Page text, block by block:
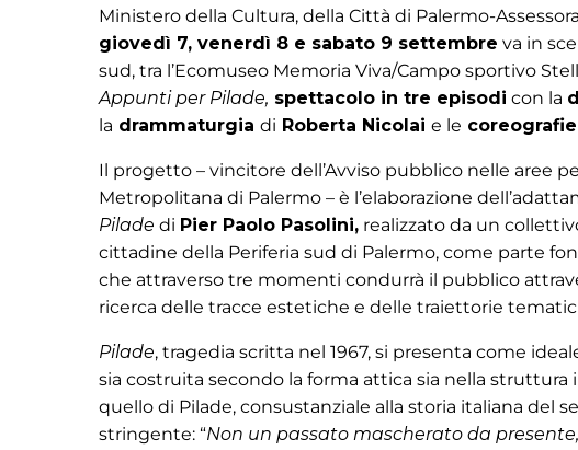
Ministero della Cultura, della Città di Palermo-
giovedì 7, venerdì 8 e sabato 9 settembre va in
sud, tra l’Ecomuseo Memoria Viva/Campo sportivo
Appunti per Pilade, spettacolo in tre episodi con la
la drammaturgia di Roberta Nicolai e le coreografie
Il progetto – vincitore dell’Avviso pubblico nelle aree
Metropolitana di Palermo – è l’elaborazione
Pilade di Pier Paolo Pasolini, realizzato da un
cittadine della Periferia sud di Palermo, come parte
che attraverso tre momenti condurrà il pubblico
ricerca delle tracce estetiche e delle traiettorie
Pilade, tragedia scritta nel 1967, si presenta come
sia costruita secondo la forma attica sia nella
quello di Pilade, consustanziale alla storia italiana del
stringente: “Non un passato mascherato da